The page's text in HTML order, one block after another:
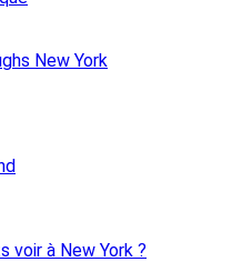
New York
voir à New York ?